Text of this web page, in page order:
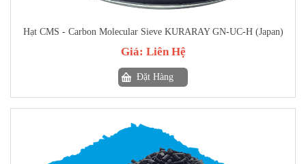
Hạt CMS - Carbon Molecular Sieve KURARAY GN-UC-H (Japan)
Giá: Liên Hệ
Đặt Hàng